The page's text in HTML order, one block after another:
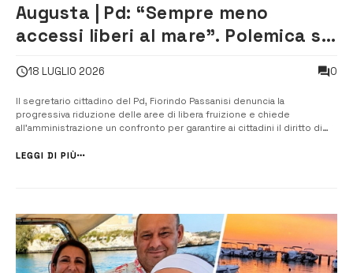
Augusta | Pd: “Sempre meno
accessi liberi al mare”. Polemica sul
18 LUGLIO 2026 0
Il segretario cittadino del Pd, Fiorindo Passanisi denuncia la
progressiva riduzione delle aree di libera fruizione e chiede
all’amministrazione un confronto per garantire ai cittadini il diritto di
denunciare quella che definisce una progressiva riduzione degli spazi
LEGGI DI PIÙ